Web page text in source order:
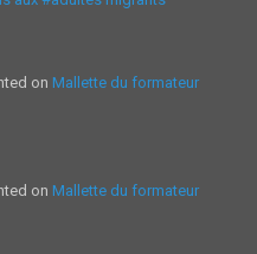
on Mallette du formateur
on Mallette du formateur